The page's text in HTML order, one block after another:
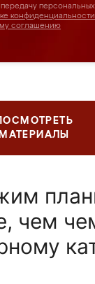
конфиденциальности
соглашению
ПОСМОТРЕТЬ
МАТЕРИАЛЫ
чем